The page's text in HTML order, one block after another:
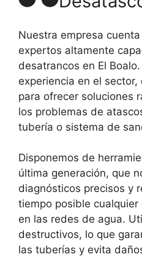
Nuestra empresa
expertos altamente
desatrancos en El
experiencia en el
para ofrecer soluciones
los problemas de
tubería o sistema de
Disponemos de
última generación, que
diagnósticos precisos y
tiempo posible
en las redes de agua.
destructivos, lo que
las tuberías y evita